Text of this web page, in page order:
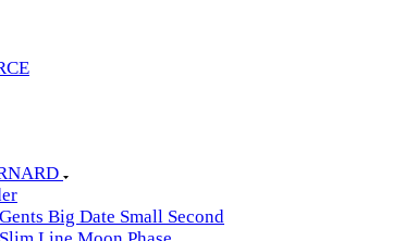
Big Date Small Second